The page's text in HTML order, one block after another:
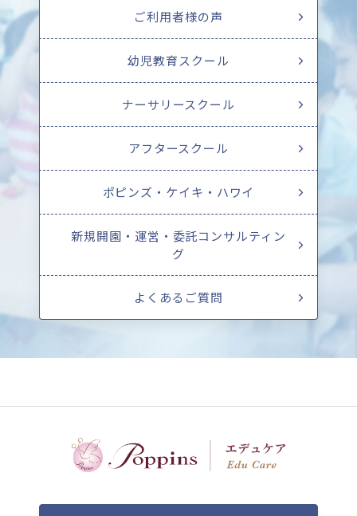
ご利用者様の声
幼児教育スクール
ナーサリースクール
アフタースクール
ポピンズ・ケイキ・ハワイ
新規開園・運営・委託コンサルティン
グ
よくあるご質問